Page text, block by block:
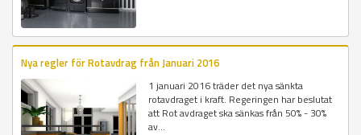
Nya regler för Rotavdrag från Januari 2016
1 januari 2016 träder det nya sänkta
rotavdraget i kraft. Regeringen har beslutat
att Rot avdraget ska sänkas från 50% - 30%
av...